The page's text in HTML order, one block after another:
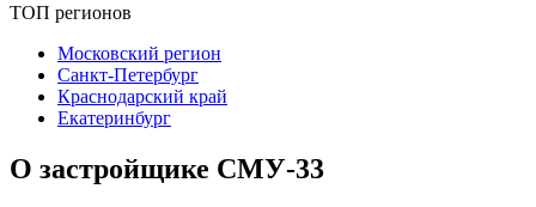
ТОП регионов
Московский регион
Санкт-Петербург
Краснодарский край
Екатеринбург
О застройщике СМУ-33